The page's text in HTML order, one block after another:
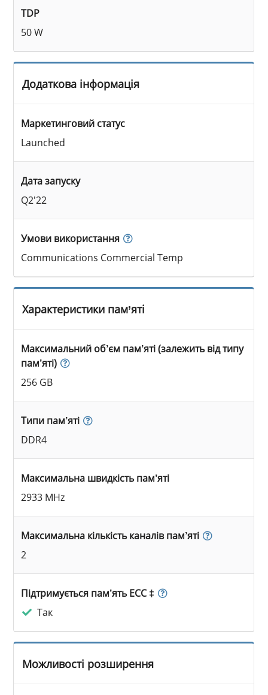
TDP
50 W
Додаткова інформація
Маркетинговий статус
Launched
Дата запуску
Q2'22
Умови використання
Communications Commercial Temp
Характеристики пам’яті
Максимальний об’єм пам’яті (залежить від типу
пам’яті)
256 GB
Типи пам’яті
DDR4
Максимальна швидкість пам’яті
2933 MHz
Максимальна кількість каналів пам’яті
2
Підтримується пам’ять ECC ‡
Так
Можливості розширення